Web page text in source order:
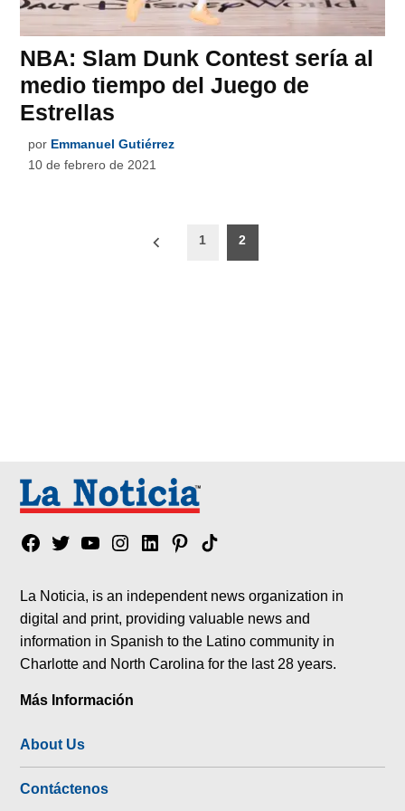
NBA: Slam Dunk Contest sería al
medio tiempo del Juego de
Estrellas
por Emmanuel Gutiérrez
10 de febrero de 2021
1 2
Facebook
TwitterYouTubeInstagram
LinkedinPinterest
Tik
La Noticia, is an independent news organization in
digital and print, providing valuable news and
information in Spanish to the Latino community in
Charlotte and North Carolina for the last 28 years.
Más Información
About Us
Contáctenos